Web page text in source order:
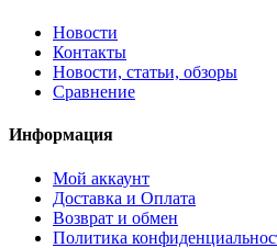
Новости
Контакты
Новости, статьи, обзоры
Сравнение
Информация
Мой аккаунт
Доставка и Оплата
Возврат и обмен
Политика